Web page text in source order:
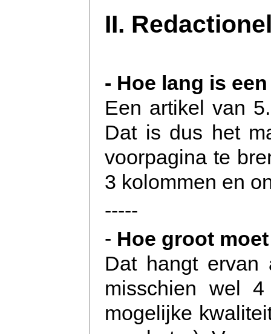
II.
- Hoe lang is
Een artikel van
Dat is dus het
voorpagina te
3 kolommen en
-----
- Hoe groot
Dat hangt
misschien wel
mogelijke